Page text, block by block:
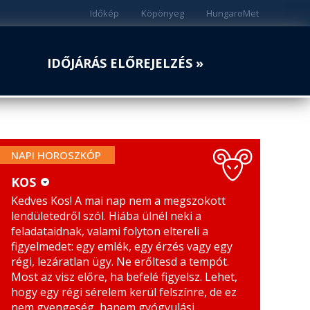
HungaroMet
Köpönyeg
Időkép
IDŐJÁRÁS ELŐREJELZÉS »
NAPI HOROSZKÓP
KOS
BIKA
IKREK
RÁK
MÉRLEG
SKORPIÓ
NYILAS
BAK
KOS
Kedves Kos! A mai nap nem a megszokott
lendületedről szól. Hiába ülnél neki a
feladataidnak, valami folyton eltereli a
figyelmedet: egy emlék, egy érzés vagy egy
régi, lezáratlan ügy. Ne erőltesd a tempót.
Most az visz előre, ha befelé figyelsz. Lehet,
hogy egy régi sérelem kerül felszínre, de ez